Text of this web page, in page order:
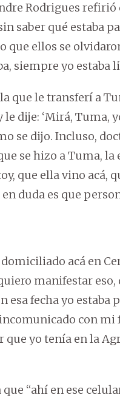
Rodrigues refirió
saber qué estaba
que ellos se
siempre yo estaba
que le transferí a
dije: ‘Mirá, Tuma,
se dijo. Incluso,
se hizo a Tuma, la
que ella vino acá,
duda es que
acá en
manifestar eso,
esa fecha yo estaba
con mi
yo tenía en la
“ahí en ese